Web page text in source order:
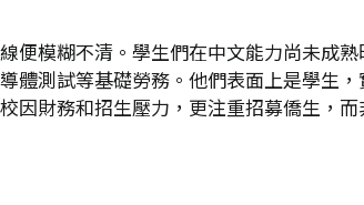
便模糊不清。學生們在中文能力尚未成
測試等基礎勞務。他們表面上是學生
因財務和招生壓力，更注重招募僑生，